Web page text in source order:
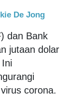
De Jong
dan Bank
jutaan dolar
corona.